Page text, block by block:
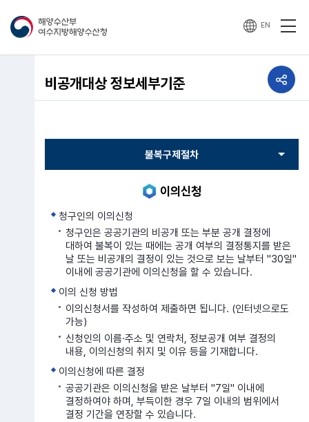
EN
비공개대상 정보세부기준
공유하기
열기
이의신청
청구인의 이의신청
청구인은 공공기관의 비공개 또는 부분 공개 결정에
대하여 불복이 있는 때에는 공개 여부의 결정통지를 받은
날 또는 비공개의 결정이 있는 것으로 보는 날부터 "30일"
이내에 공공기관에 이의신청을 할 수 있습니다.
이의 신청 방법
이의신청서를 작성하여 제출하면 됩니다. (인터넷으로도
가능)
신청인의 이름·주소 및 연락처, 정보공개 여부 결정의
내용, 이의신청의 취지 및 이유 등을 기재합니다.
이의신청에 따른 결정
공공기관은 이의신청을 받은 날부터 "7일" 이내에
결정하여야 하며, 부득이한 경우 7일 이내의 범위에서
결정 기간을 연장할 수 있습니다.